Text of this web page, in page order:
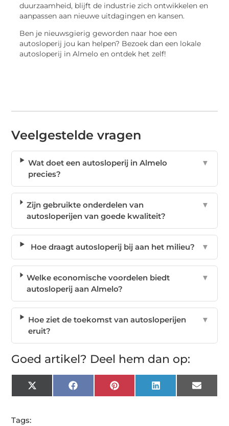
duurzaamheid, blijft de industrie zich ontwikkelen en
aanpassen aan nieuwe uitdagingen en kansen.
Ben je nieuwsgierig geworden naar hoe een
autosloperij jou kan helpen? Bezoek dan een lokale
autosloperij in Almelo en ontdek het zelf!
Veelgestelde vragen
Wat doet een autosloperij in Almelo
precies?
▼
Zijn gebruikte onderdelen van
autosloperijen van goede kwaliteit?
▼
Hoe draagt autosloperij bij aan het milieu? ▼
Welke economische voordelen biedt
autosloperij aan Almelo?
▼
Hoe ziet de toekomst van autosloperijen
eruit?
▼
Goed artikel? Deel hem dan op:
X
(Twitter)
FacebookPinterest LinkedIn Email
Tags: